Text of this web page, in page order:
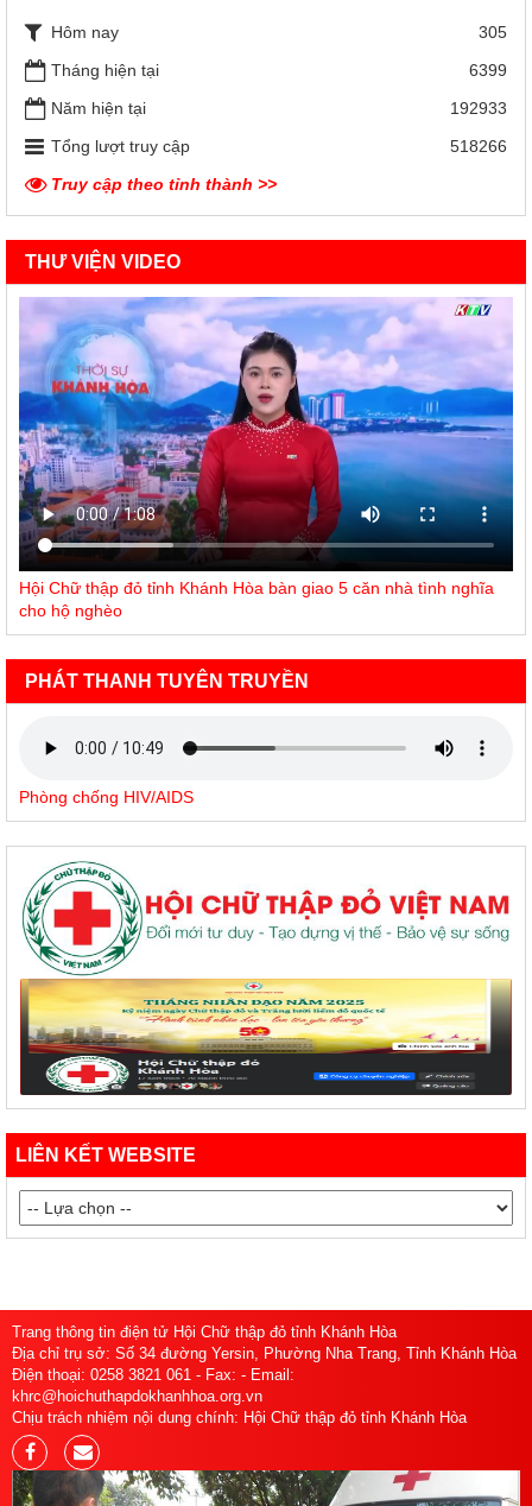
Hôm nay
305
Tháng hiện tại
6399
Năm hiện tại
192933
Tổng lượt truy cập
518266
Truy cập theo tỉnh thành >>
THƯ VIỆN VIDEO
Hội Chữ thập đỏ tỉnh Khánh Hòa bàn giao 5 căn nhà tình nghĩa
cho hộ nghèo
PHÁT THANH TUYÊN TRUYỀN
Phòng chống HIV/AIDS
LIÊN KẾT WEBSITE
Trang thông tin điện tử Hội Chữ thập đỏ tỉnh Khánh Hòa
Địa chỉ trụ sở: Số 34 đường Yersin, Phường Nha Trang, Tỉnh Khánh Hòa
Điện thoại: 0258 3821 061 - Fax: - Email:
khrc@hoichuthapdokhanhhoa.org.vn
Chịu trách nhiệm nội dung chính: Hội Chữ thập đỏ tỉnh Khánh Hòa